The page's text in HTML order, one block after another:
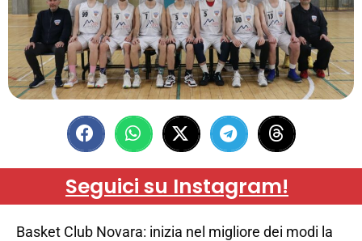
Seguici su Instagram!
Basket Club Novara: inizia nel migliore dei modi la